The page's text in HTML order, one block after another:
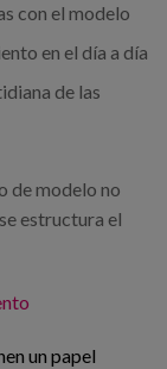
con el modelo
en el día a día
de las
de modelo no
estructura el
un papel